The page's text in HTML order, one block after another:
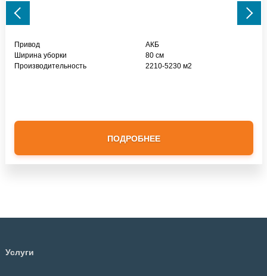
Previous
Привод
АКБ
Ширина уборки
80 см
Производительность
2210-5230 м2
ПОДРОБНЕЕ
Next
Услуги